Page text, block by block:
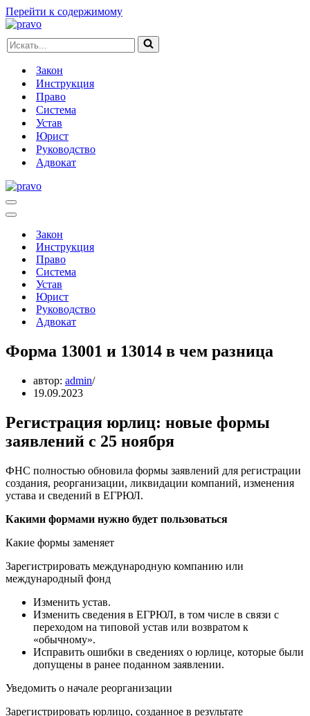
Перейти к содержимому
Искать...
Закон
Инструкция
Право
Система
Устав
Юрист
Руководство
Адвокат
Меню
навигации
Меню
навигацииЗакон
Инструкция
Право
Система
Устав
Юрист
Руководство
Адвокат
Форма 13001 и 13014 в чем разница
автор: admin
19.09.2023
Регистрация юрлиц: новые формы
заявлений с 25 ноября
ФНС полностью обновила формы заявлений для регистрации
создания, реорганизации, ликвидации компаний, изменения
устава и сведений в ЕГРЮЛ.
Какими формами нужно будет пользоваться
Какие формы заменяет
Зарегистрировать международную компанию или
международный фонд
Изменить устав.
Изменить сведения в ЕГРЮЛ, в том числе в связи с
переходом на типовой устав или возвратом к
«обычному».
Исправить ошибки в сведениях о юрлице, которые были
допущены в ранее поданном заявлении.
Уведомить о начале реорганизации
Зарегистрировать юрлицо, созданное в результате